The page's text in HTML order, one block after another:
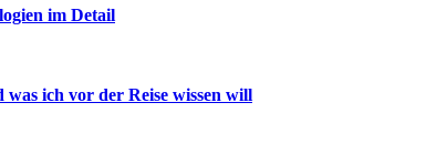
im Detail
ich vor der Reise wissen will